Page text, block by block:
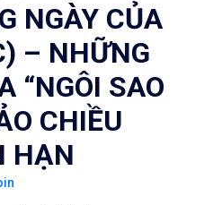
NGÀY CỦA
– NHỮNG
“NGÔI SAO
CHIỀU
HẠN